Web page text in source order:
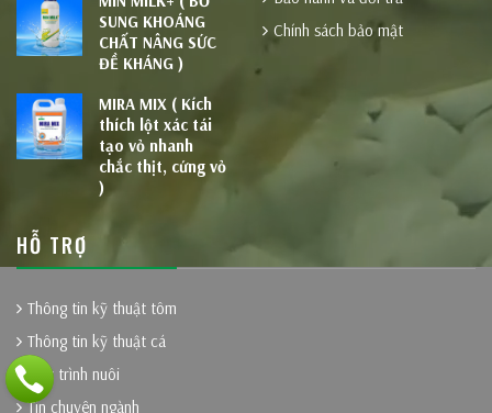
SUNG KHOÁNG
CHẤT NÂNG SỨC
ĐỀ KHÁNG )
MIRA MIX ( Kích
thích lột xác tái
tạo vỏ nhanh
chắc thịt, cứng vỏ
)
Chính sách bảo mật
HỖ TRỢ
Thông tin kỹ thuật tôm
Thông tin kỹ thuật cá
Quy trình nuôi
Tin chuyên ngành